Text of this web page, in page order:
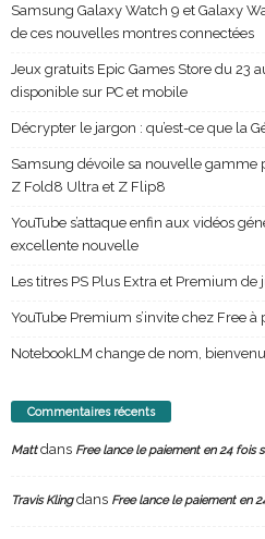
Samsung Galaxy Watch 9 et Galaxy
de ces nouvelles montres connectées
Jeux gratuits Epic Games Store du 23
disponible sur PC et mobile
Décrypter le jargon : qu’est-ce que la
Samsung dévoile sa nouvelle gamme
Z Fold8 Ultra et Z Flip8
YouTube s’attaque enfin aux vidéos
excellente nouvelle
Les titres PS Plus Extra et Premium de
YouTube Premium s’invite chez Free à
NotebookLM change de nom,
Commentaires récents
Mattdans Free lance le paiement en 24 fois
Travis Klingdans Free lance le paiement en